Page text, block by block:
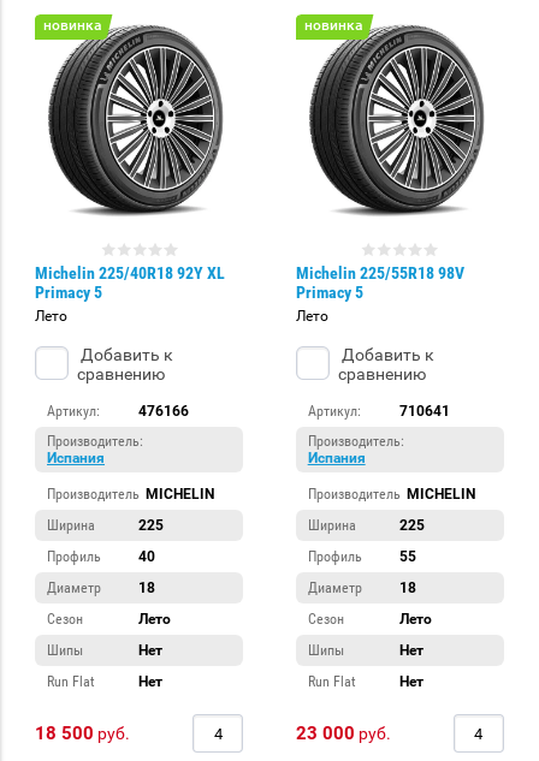
новинка
Michelin 225/40R18 92Y XL
Primacy 5
Лето
Добавить к
сравнению
Артикул:
476166
Производитель:
Испания
Производитель MICHELIN
Ширина
225
Профиль
40
Диаметр
18
Сезон
Лето
Шипы
Нет
Run Flat
Нет
18 500 руб.
новинка
Michelin 225/55R18 98V
Primacy 5
Лето
Добавить к
сравнению
Артикул:
710641
Производитель:
Испания
Производитель MICHELIN
Ширина
225
Профиль
55
Диаметр
18
Сезон
Лето
Шипы
Нет
Run Flat
Нет
23 000 руб.